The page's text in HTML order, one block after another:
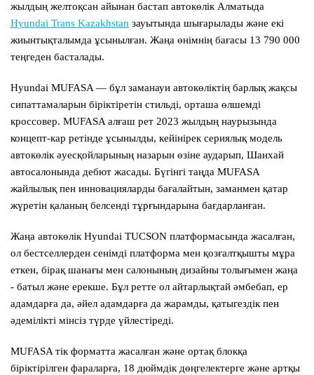
жылдың желтоқсан айынан бастап автокөлік Алматыда
Hyundai Trans Kazakhstan зауытында шығарылады және екі
жиынтықталымда ұсынылған. Жаңа өнімнің бағасы 13 790 000
теңгеден басталады.
Hyundai MUFASA — бұл заманауи автокөліктің барлық жақсы
сипаттамаларын біріктіретін стильді, орташа өлшемді
кроссовер. MUFASA алғаш рет 2023 жылдың наурызында
концепт-кар ретінде ұсынылды, кейінірек сериялық модель
автокөлік әуесқойларының назарын өзіне аударып, Шанхай
автосалонында дебют жасады. Бүгінгі таңда MUFASA
жайлылық пен инновацияларды бағалайтын, заманмен қатар
жүретін қаланың белсенді тұрғындарына бағдарланған.
Жаңа автокөлік Hyundai TUCSON платформасында жасалған,
ол бестселлерден сенімді платформа мен қозғалтқышты мұра
еткен, бірақ шанағы мен салонының дизайны толығымен жаңа
- батыл және ерекше. Бұл ретте ол айтарлықтай әмбебап, ер
адамдарға да, әйел адамдарға да жарамды, қатыгездік пен
әдемілікті мінсіз түрде үйлестіреді.
MUFASA тік форматта жасалған және ортақ блокқа
біріктірілген фараларға, 18 дюймдік дөңгелектерге және артқы